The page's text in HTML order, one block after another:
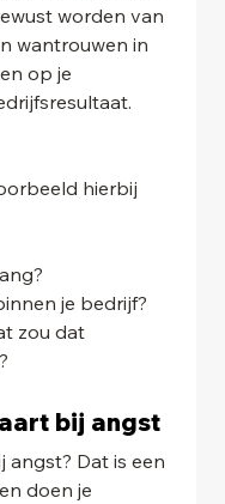
worden van
wantrouwen in
op je
hierbij
je bedrijf?
zou dat
bij angst
angst? Dat is een
doen je